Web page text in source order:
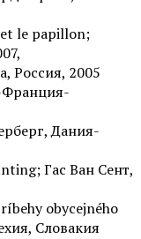
le papillon;
Россия, 2005
Дания-
Гас Ван Сент,
obycejného
Словакия